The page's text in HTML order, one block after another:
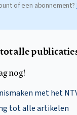
of een abonnement?
alle
nog!
met het
tot alle artikelen